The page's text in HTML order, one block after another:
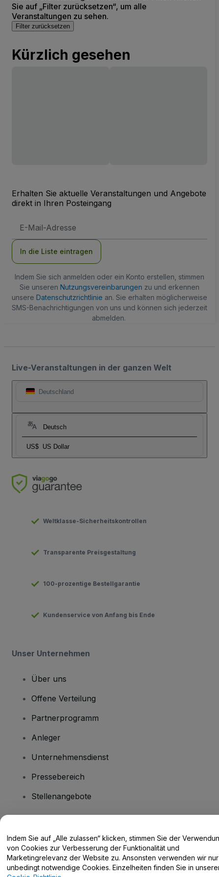
Sie auf „Filter zurücksetzen“, um alle
Veranstaltungen zu sehen.
Filter zurücksetzen
Kürzlich gesehen
Erhalten Sie aktuelle Veranstaltungen und Angebote
direkt in Ihren Posteingang
Mail-
In die Liste eintragen
Indem Sie sich anmelden oder ein Konto erstellen, stimmen
Sie unseren Nutzungsvereinbarungen zu und erkennen
unsere Datenschutzrichtlinie an. Sie erhalten möglicherweise
SMS-Benachrichtigungen von uns und können sich jederzeit
abmelden.
Live-Veranstaltungen in der ganzen Welt
Deutschland
Deutsch
US$ US Dollar
Weltklasse-Sicherheitskontrollen
Transparente Preisgestaltung
100-prozentige Bestellgarantie
Kundenservice von Anfang bis Ende
Unser Unternehmen
Über uns
Offene Verteilung
Partnerprogramm
Anleger
Unternehmensdienst
Pressebereich
Stellenangebote
Hilfe-Center / Kontakt
Indem Sie auf „Alle zulassen“ klicken, stimmen Sie der
von Cookies zur Verbesserung der Funktionalität und
Marketingrelevanz der Website zu. Ansonsten verwenden wir nur
unbedingt notwendige Cookies. Einzelheiten finden Sie in